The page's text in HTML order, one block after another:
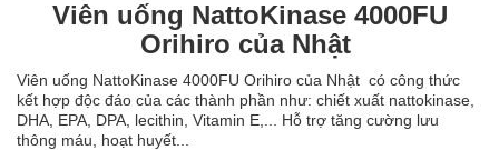
Viên uống NattoKinase 4000FU
Orihiro của Nhật
Viên uống NattoKinase 4000FU Orihiro của Nhật có công thức
kết hợp độc đáo của các thành phần như: chiết xuất nattokinase,
DHA, EPA, DPA, lecithin, Vitamin E,... Hỗ trợ tăng cường lưu
thông máu, hoạt huyết...